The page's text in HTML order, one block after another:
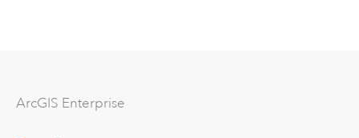
ArcGIS Enterprise